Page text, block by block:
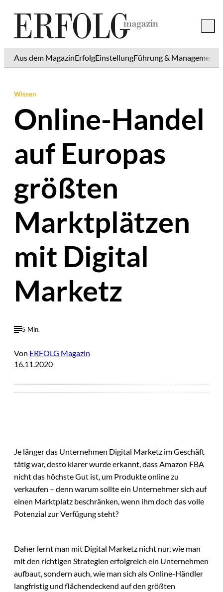
Aus dem MagazinErfolgEinstellungFührung & Management
Wissen
Online-Handel
auf Europas
größten
Marktplätzen
mit Digital
Marketz
5 Min.
Von ERFOLG Magazin
16.11.2020
Je länger das Unternehmen Digital Marketz im Geschäft
tätig war, desto klarer wurde erkannt, dass Amazon FBA
nicht das höchste Gut ist, um Produkte online zu
verkaufen – denn warum sollte ein Unternehmer sich auf
einen Marktplatz beschränken, wenn ihm doch das volle
Potenzial zur Verfügung steht?
Daher lernt man mit Digital Marketz nicht nur, wie man
mit den richtigen Strategien erfolgreich ein Unternehmen
aufbaut, sondern auch, wie man sich als Online-Händler
langfristig und flächendeckend auf den größten